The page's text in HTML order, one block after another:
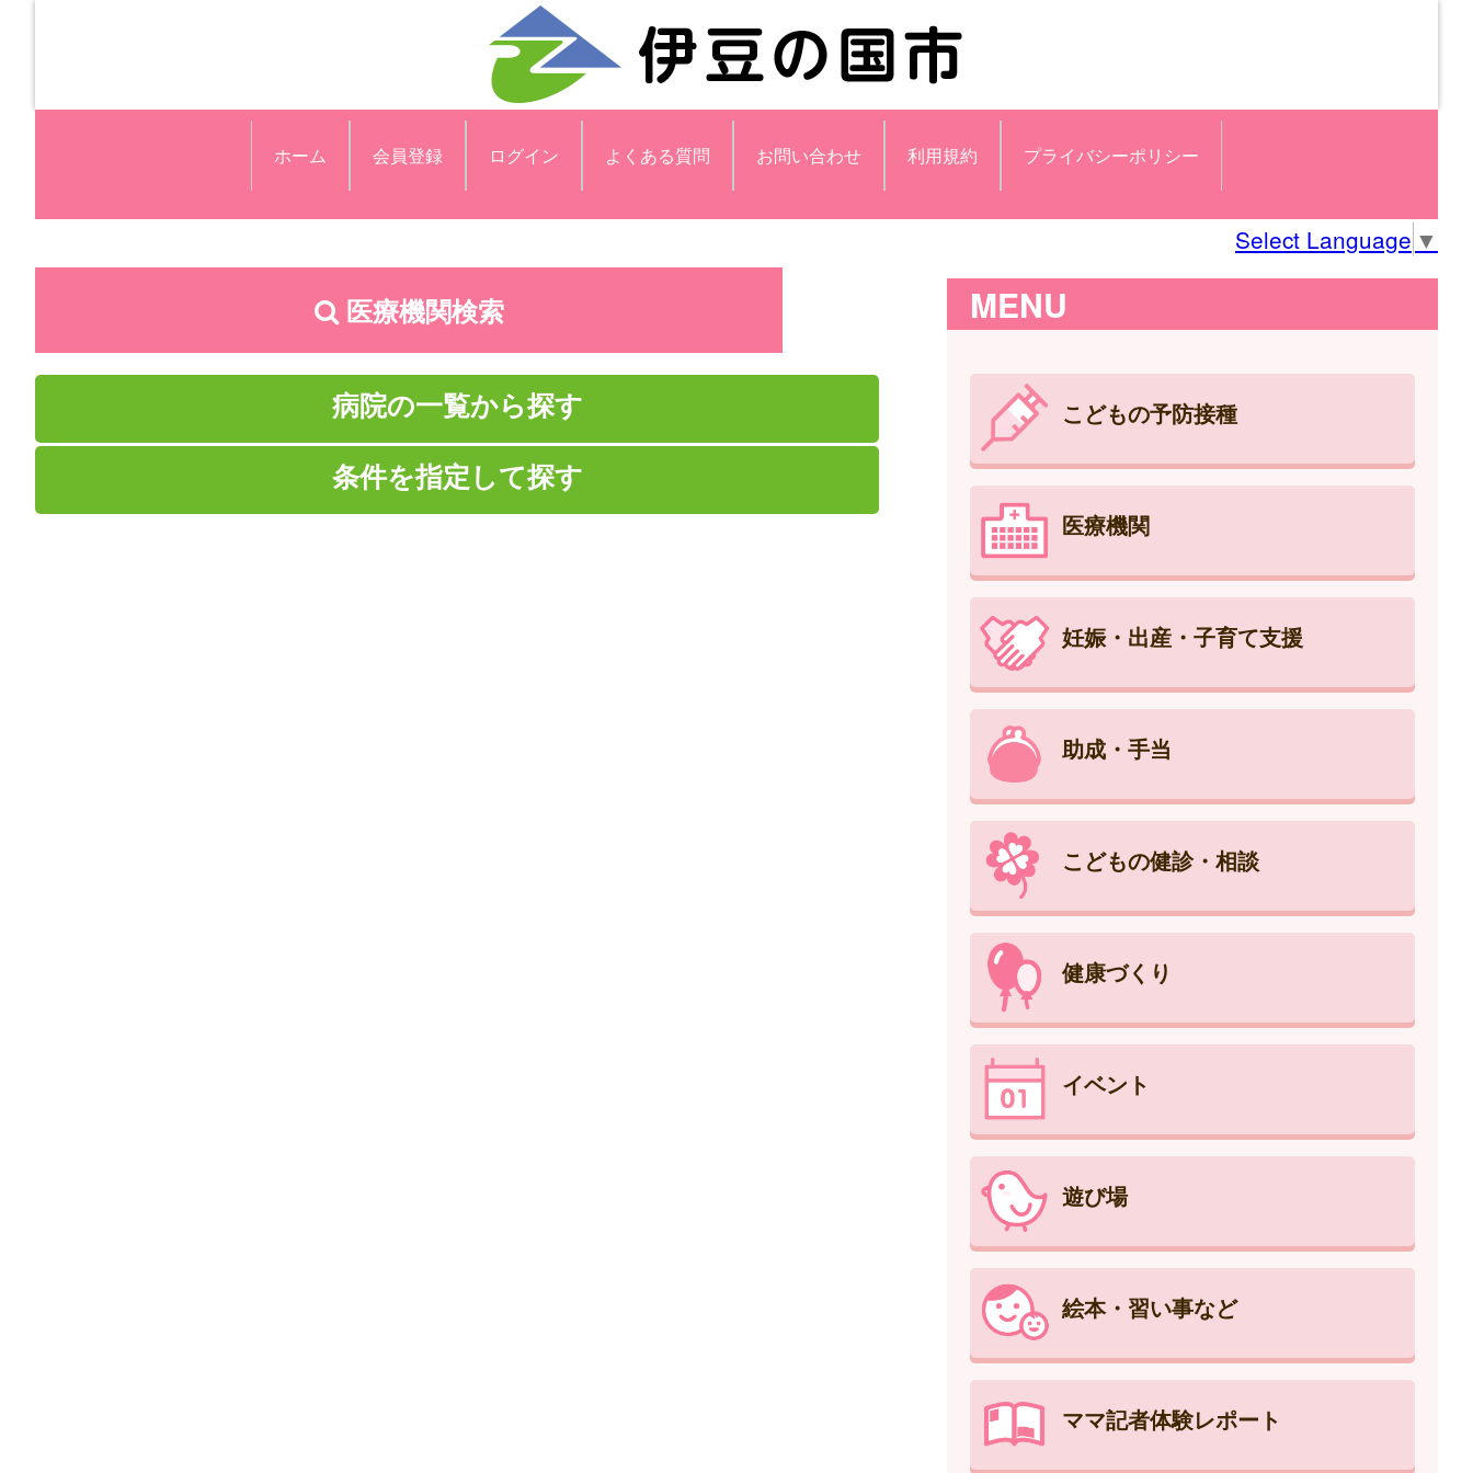
ホーム 会員登録 ログイン よくある質問 お問い合わせ 利用規約 プライバシーポリシー
Select Language ▼
医療機関検索
病院の一覧から探す
条件を指定して探す
MENU
こどもの予防接種
医療機関
妊娠・出産・子育て支援
助成・手当
こどもの健診・相談
健康づくり
イベント
遊び場
絵本・習い事など
ママ記者体験レポート